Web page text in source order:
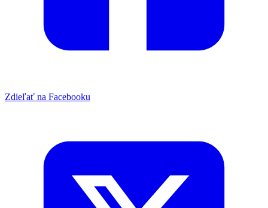
Zdieľať na Facebooku